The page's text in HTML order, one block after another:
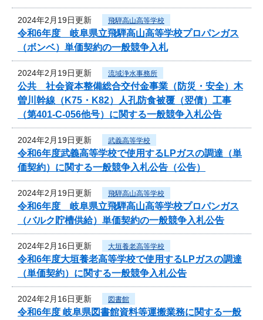
2024年2月19日更新 飛騨高山高等学校
令和6年度 岐阜県立飛騨高山高等学校プロパンガス
（ボンベ）単価契約の一般競争入札
2024年2月19日更新 流域浄水事務所
公共 社会資本整備総合交付金事業（防災・安全）木
曽川幹線（K75・K82）人孔防食被覆（翌債）工事
（第401-C-056他号）に関する一般競争入札公告
2024年2月19日更新 武義高等学校
令和6年度武義高等学校で使用するLPガスの調達（単
価契約）に関する一般競争入札公告（公告）
2024年2月19日更新 飛騨高山高等学校
令和6年度 岐阜県立飛騨高山高等学校プロパンガス
（バルク貯槽供給）単価契約の一般競争入札公告
2024年2月16日更新 大垣養老高等学校
令和6年度大垣養老高等学校で使用するLPガスの調達
（単価契約）に関する一般競争入札公告
2024年2月16日更新 図書館
令和6年度 岐阜県図書館資料等運搬業務に関する一般